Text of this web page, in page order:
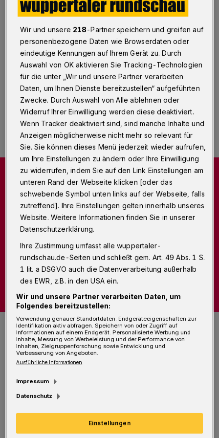
Diskussion?
Wuppertal·Für ein Filmprojekt zum Thema
Generationenkonflikte sucht das Medienprojekt
Wuppertal jetzt Wuppertalerinnen und Wuppertaler
unter 26 und ab 60 Jahren.
19.10.2021 , 15:27 Uhr Eine Minute Lesezeit
Für einen konstruktiven Dialog zwischen Alt und Jung sucht das
Wuppertaler Medienprojekt sechs Menschen, die miteinander
diskutieren möchten.
Foto: Konstantin Koewius / Medienprojekt Wuppertal
H
Zukunft gelebt? Wie soll die junge
Wir und unsere 218-Partner speichern und greifen auf
personenbezogene Daten wie Browserdaten oder
eindeutige Kennungen auf Ihrem Gerät zu. Durch
Auswahl von OK aktivieren Sie Tracking-Technologien
für die unter „Wir und unsere Partner verarbeiten
Daten, um Ihnen Dienste bereitzustellen“ aufgeführten
Zwecke. Durch Auswahl von Alle ablehnen oder
Widerruf Ihrer Einwilligung werden diese deaktiviert.
Wenn Tracker deaktiviert sind, sind manche Inhalte und
Anzeigen möglicherweise nicht mehr so relevant für
Sie. Sie können dieses Menü jederzeit wieder aufrufen,
um Ihre Einstellungen zu ändern oder Ihre Einwilligung
zu widerrufen, indem Sie auf den Link Einstellungen am
unteren Rand der Webseite klicken [oder das
schwebende Symbol unten links auf der Webseite, falls
zutreffend]. Ihre Einstellungen gelten innerhalb unseres
Website. Weitere Informationen finden Sie in unserer
Datenschutzerklärung.
Ihre Zustimmung umfasst alle wuppertaler-
rundschau.de-Seiten und schließt gem. Art. 49 Abs. 1 S.
1 lit. a DSGVO auch die Datenverarbeitung außerhalb
des EWR, z.B. in den USA ein.
Wir und unsere Partner verarbeiten Daten, um
Folgendes bereitzustellen:
Verwendung genauer Standortdaten. Endgeräteeigenschaften zur
Identifikation aktiv abfragen. Speichern von oder Zugriff auf
Informationen auf einem Endgerät. Personalisierte Werbung und
Inhalte, Messung von Werbeleistung und der Performance von
Inhalten, Zielgruppenforschung sowie Entwicklung und
Verbesserung von Angeboten.
Ausführliche Informationen
Impressum
Datenschutz
Einstellungen